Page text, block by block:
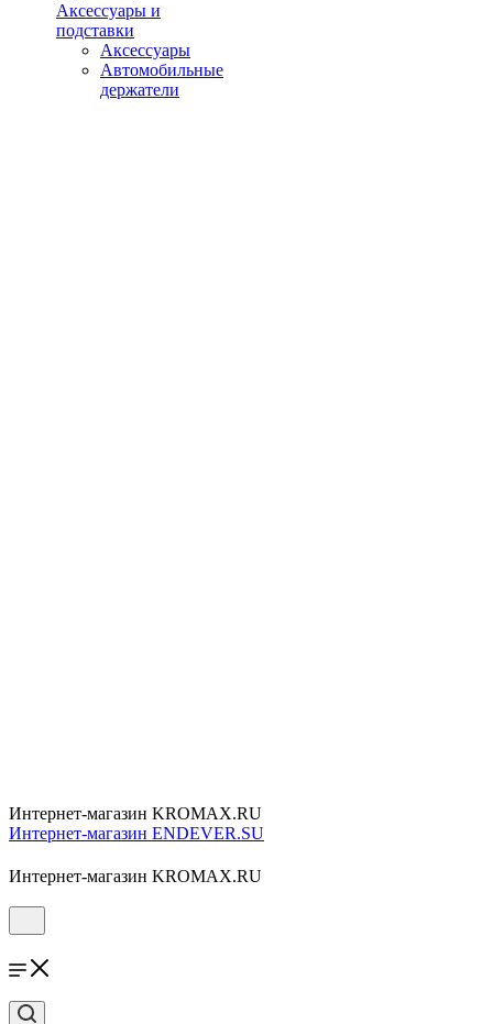
Аксессуары и
подставки
Аксессуары
Автомобильные
держатели
Интернет-магазин KROMAX.RU
Интернет-магазин ENDEVER.SU
Интернет-магазин KROMAX.RU